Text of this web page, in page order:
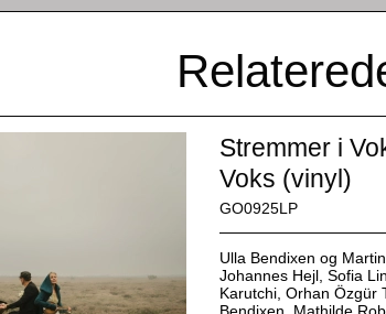
Stremmer i
Voks (vinyl)
GO0925LP
Ulla Bendixen og
Johannes Hejl, Sofia
Karutchi, Orhan Özgür